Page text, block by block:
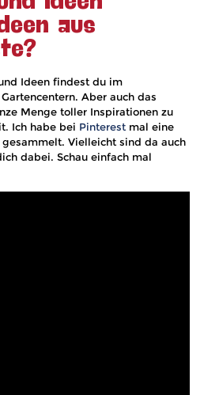
aus
Ideen findest du im
Aber auch das
Menge toller Inspirationen zu
Ich habe bei Pinterestmal eine
Vielleicht sind da auch
dabei. Schau einfach mal